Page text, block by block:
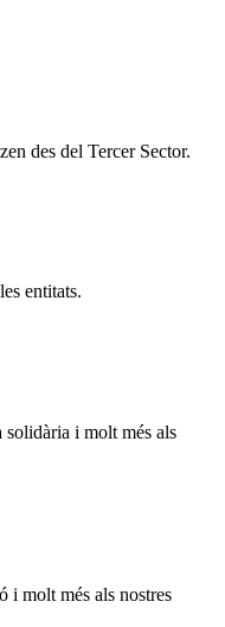
des del Tercer Sector.
entitats.
solidària i molt més als
i molt més als nostres